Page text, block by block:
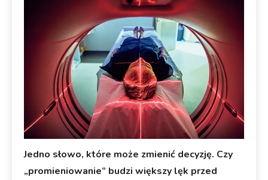
Jedno słowo, które może zmienić decyzję. Czy
„promieniowanie” budzi większy lęk przed